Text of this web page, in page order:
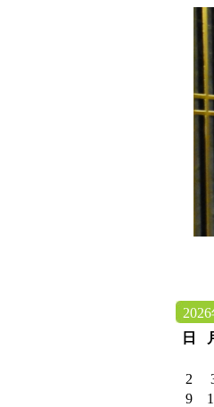
2026
日
2
9